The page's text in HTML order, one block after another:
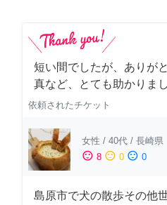
短い間でしたが、ありが
真など、とても助かりまし
依頼されたチケット
女性 / 40代 / 長崎県
sentiment_satisfied 8 sentiment_neutral 0 sentiment_dissatisfied 0
島原市で犬の散歩その他